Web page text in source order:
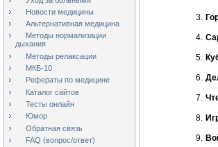
Новости медицины
Альтернативная медицина
Методы нормализации
дыхания
Методы релаксации
МКБ-10
Рефераты по медицине
Каталог сайтов
Тесты онлайн
Юмор
Обратная связь
FAQ (вопрос/ответ)
3.
4.
5.
6.
7.
8.
9.